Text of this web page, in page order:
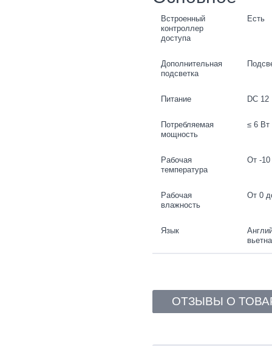
Встроенный
контроллер
доступа
Есть
Дополнительная
подсветка
Питание DC 12
Потребляемая
мощность
≤ 6 Вт
Рабочая
температура
От -10
Рабочая
влажность
От 0
Язык
ОТЗЫВЫ О